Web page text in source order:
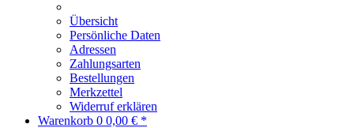
Übersicht
Persönliche Daten
Adressen
Zahlungsarten
Bestellungen
Merkzettel
Widerruf erklären
Warenkorb 0 0,00 € *